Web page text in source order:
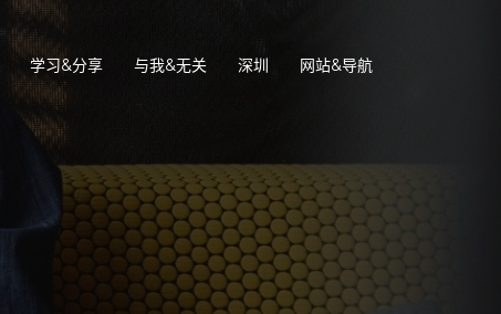
学习&分享 与我&无关 深圳 网站&导航